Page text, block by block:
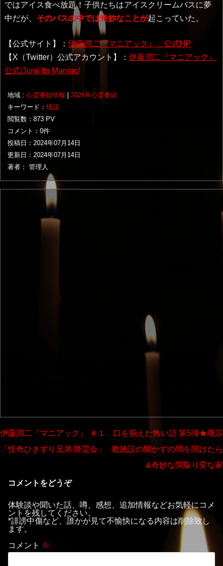
ではアイス食べ放題！子供たちはアイスクリームバスに夢
中だが、 そのバスの中では奇妙なことが起こっていた。
【公式サイト】： 伊藤潤二『マニアック』」公式HP
【X（Twitter）公式アカウント】： 伊藤潤二『マニアック』
公式/Junji Ito Maniac/
地域 :心霊番組情報 |2024年心霊番組
キーワード：怪談
閲覧数：873 PV
コメント：0件
投稿日：2024年07月14日
更新日：2024年07月14日
著者： 管理人
投
稿
伊藤潤二『マニアック』 ＃１
「怪奇ひきずり兄弟 降霊会」
口を揃えた怖い話 第5弾★廃宗
教施設の開かずの間を開けたら
&奇妙な間取り変な家
コメントをどうぞ
体験談や聞いた話、噂、感想、追加情報などお気軽にコメ
ントを残してください。
*誹謗中傷など、誰かが見て不愉快になる内容は削除致し
ます。
コメント ※